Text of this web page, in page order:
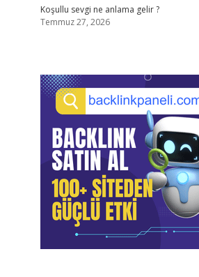
Koşullu sevgi ne anlama gelir ?
Temmuz 27, 2026